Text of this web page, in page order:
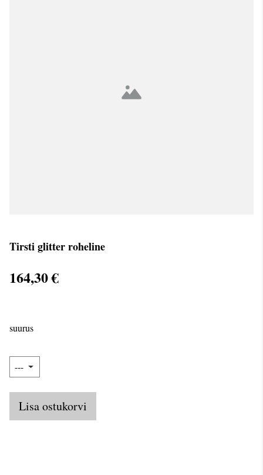
Tirsti glitter roheline
164,30 €
suurus
Lisa ostukorvi